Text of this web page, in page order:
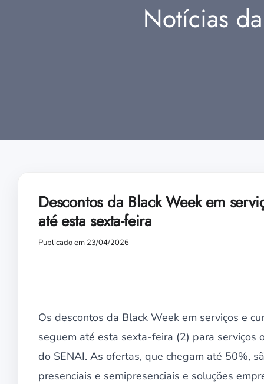
Notícias
Descontos da Black Week em
até esta sexta-feira
Publicado em 23/04/2026
Os descontos da Black Week em serviços e
seguem até esta sexta-feira (2) para serviços
do SENAI. As ofertas, que chegam até 50%,
presenciais e semipresenciais e soluções